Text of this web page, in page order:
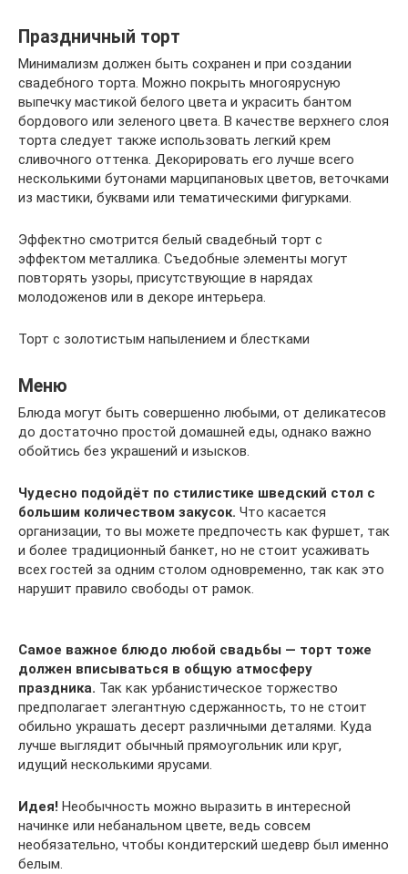
Праздничный торт
Минимализм должен быть сохранен и при создании
свадебного торта. Можно покрыть многоярусную
выпечку мастикой белого цвета и украсить бантом
бордового или зеленого цвета. В качестве верхнего слоя
торта следует также использовать легкий крем
сливочного оттенка. Декорировать его лучше всего
несколькими бутонами марципановых цветов, веточками
из мастики, буквами или тематическими фигурками.
Эффектно смотрится белый свадебный торт с
эффектом металлика. Съедобные элементы могут
повторять узоры, присутствующие в нарядах
молодоженов или в декоре интерьера.
Торт с золотистым напылением и блестками
Меню
Блюда могут быть совершенно любыми, от деликатесов
до достаточно простой домашней еды, однако важно
обойтись без украшений и изысков.
Чудесно подойдёт по стилистике шведский стол с
большим количеством закусок. Что касается
организации, то вы можете предпочесть как фуршет, так
и более традиционный банкет, но не стоит усаживать
всех гостей за одним столом одновременно, так как это
нарушит правило свободы от рамок.
Самое важное блюдо любой свадьбы — торт тоже
должен вписываться в общую атмосферу
праздника. Так как урбанистическое торжество
предполагает элегантную сдержанность, то не стоит
обильно украшать десерт различными деталями. Куда
лучше выглядит обычный прямоугольник или круг,
идущий несколькими ярусами.
Идея! Необычность можно выразить в интересной
начинке или небанальном цвете, ведь совсем
необязательно, чтобы кондитерский шедевр был именно
белым.